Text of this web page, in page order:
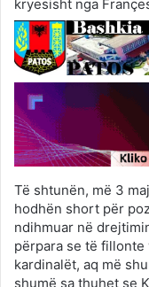
kryesisht nga
Të shtunën, më 3
hodhën short për
ndihmuar në
përpara se të fillonte
kardinalët, aq më
shumë sa thuhet se